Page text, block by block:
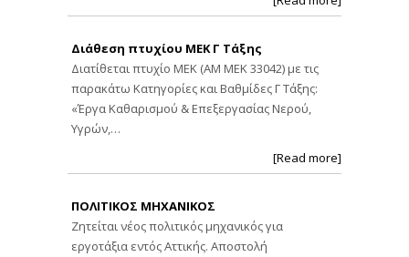
Διάθεση πτυχίου ΜΕΚ Γ Τάξης
Διατίθεται πτυχίο ΜΕΚ (ΑΜ ΜΕΚ 33042) με τις
παρακάτω Κατηγορίες και Βαθμίδες Γ Τάξης:
«Έργα Καθαρισμού & Επεξεργασίας Νερού,
Υγρών,…
[Read more]
ΠΟΛΙΤΙΚΟΣ ΜΗΧΑΝΙΚΟΣ
Ζητείται νέος πολιτικός μηχανικός για
εργοτάξια εντός Αττικής. Αποστολή